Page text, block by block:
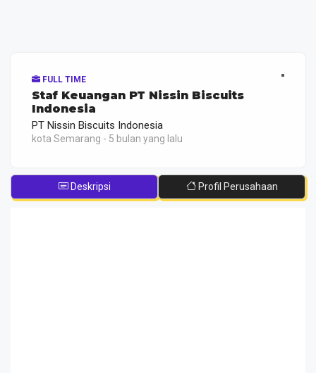
FULL TIME
Staf Keuangan PT Nissin Biscuits
Indonesia
PT Nissin Biscuits Indonesia
kota Semarang - 5 bulan yang lalu
Deskripsi Profil Perusahaan